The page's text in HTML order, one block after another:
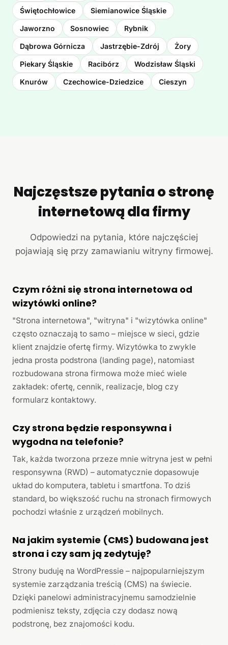
Świętochłowice Siemianowice Śląskie
Jaworzno Sosnowiec Rybnik
Dąbrowa Górnicza Jastrzębie-Zdrój Żory
Piekary Śląskie Racibórz Wodzisław Śląski
Knurów Czechowice-Dziedzice Cieszyn
Najczęstsze pytania o stronę
internetową dla firmy
Odpowiedzi na pytania, które najczęściej
pojawiają się przy zamawianiu witryny firmowej.
Czym różni się strona internetowa od
wizytówki online?
"Strona internetowa", "witryna" i "wizytówka online"
często oznaczają to samo – miejsce w sieci, gdzie
klient znajdzie ofertę firmy. Wizytówka to zwykle
jedna prosta podstrona (landing page), natomiast
rozbudowana strona firmowa może mieć wiele
zakładek: ofertę, cennik, realizacje, blog czy
formularz kontaktowy.
Czy strona będzie responsywna i
wygodna na telefonie?
Tak, każda tworzona przeze mnie witryna jest w pełni
responsywna (RWD) – automatycznie dopasowuje
układ do komputera, tabletu i smartfona. To dziś
standard, bo większość ruchu na stronach firmowych
pochodzi właśnie z urządzeń mobilnych.
Na jakim systemie (CMS) budowana jest
strona i czy sam ją zedytuję?
Strony buduję na WordPressie – najpopularniejszym
systemie zarządzania treścią (CMS) na świecie.
Dzięki panelowi administracyjnemu samodzielnie
podmienisz teksty, zdjęcia czy dodasz nową
podstronę, bez znajomości kodu.